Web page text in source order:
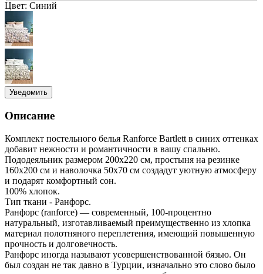
Цвет: Синий
Уведомить
Описание
Комплект постельного белья Ranforce Bartlett в синих оттенках
добавит нежности и романтичности в вашу спальню.
Пододеяльник размером 200х220 см, простыня на резинке
160х200 см и наволочка 50х70 см создадут уютную атмосферу
и подарят комфортный сон.
100% хлопок.
Тип ткани - Ранфорс.
Ранфорс (ranforce) — современный, 100-процентно
натуральный, изготавливаемый преимущественно из хлопка
материал полотняного переплетения, имеющий повышенную
прочность и долговечность.
Ранфорс иногда называют усовершенствованной бязью. Он
был создан не так давно в Турции, изначально это слово было